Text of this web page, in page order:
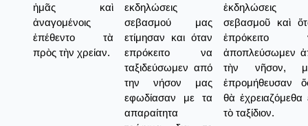
ἡμᾶς καὶ
ἀναγομένοις
ἐπέθεντο τὰ
πρὸς τὴν χρείαν.
εκδηλώσεις
σεβασμού μας
ετίμησαν και όταν
επρόκειτο να
ταξιδεύσωμεν από
την νήσον μας
εφωδίασαν με τα
απαραίτητα
ἐκδηλώσεις
σεβασμοῦ καὶ
ἐπρόκειτο
ἀποπλεύσωμεν
τὴν νῆσον,
ἐπρομήθευσαν
θὰ ἐχρειαζόμεθα
τὸ ταξίδιον.